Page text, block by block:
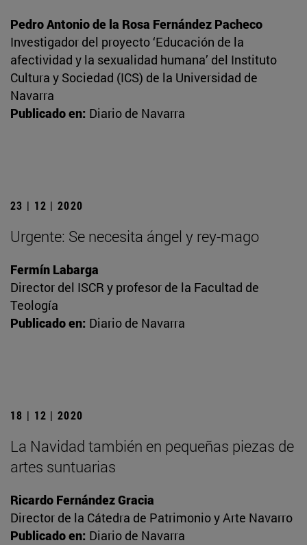
Pedro Antonio de la Rosa Fernández Pacheco
Investigador del proyecto ‘Educación de la
afectividad y la sexualidad humana’ del Instituto
Cultura y Sociedad (ICS) de la Universidad de
Navarra
Publicado en: Diario de Navarra
23 | 12 | 2020
Urgente: Se necesita ángel y rey-mago
Fermín Labarga
Director del ISCR y profesor de la Facultad de
Teología
Publicado en: Diario de Navarra
18 | 12 | 2020
La Navidad también en pequeñas piezas de
artes suntuarias
Ricardo Fernández Gracia
Director de la Cátedra de Patrimonio y Arte Navarro
Publicado en: Diario de Navarra